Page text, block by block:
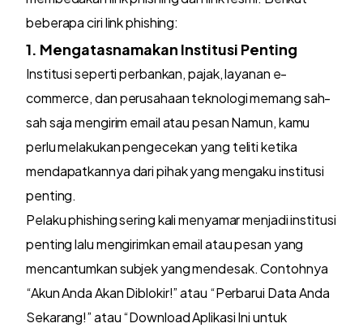
beberapa ciri link phishing:
1. Mengatasnamakan Institusi Penting
Institusi seperti perbankan, pajak, layanan e-
commerce, dan perusahaan teknologi memang sah-
sah saja mengirim email atau pesan Namun, kamu
perlu melakukan pengecekan yang teliti ketika
mendapatkannya dari pihak yang mengaku institusi
penting.
Pelaku phishing sering kali menyamar menjadi institusi
penting lalu mengirimkan email atau pesan yang
mencantumkan subjek yang mendesak. Contohnya
“Akun Anda Akan Diblokir!” atau “Perbarui Data Anda
Sekarang!” atau “Download Aplikasi Ini untuk